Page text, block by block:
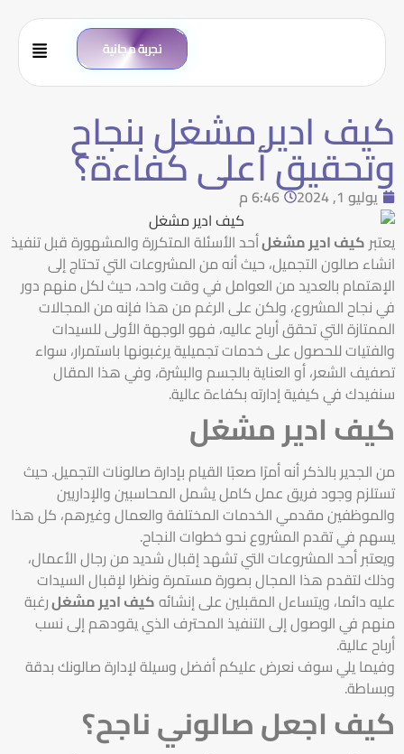
تجربة مجانية
كيف ادير مشغل بنجاح
وتحقيق أعلى كفاءة؟
يوليو 1, 2024
6:46 م
يعتبر كيف ادير مشغلأحد الأسئلة المتكررة والمشهورة قبل تنفيذ
انشاء صالون التجميل، حيث أنه من المشروعات التي تحتاج إلى
الإهتمام بالعديد من العوامل في وقت واحد، حيث لكل منهم دور
في نجاح المشروع، ولكن على الرغم من هذا فإنه من المجالات
الممتازة التي تحقق أرباح عاليه، فهو الوجهة الأولى للسيدات
والفتيات للحصول على خدمات تجميلية يرغبونها باستمرار، سواء
تصفيف الشعر، أو العناية بالجسم والبشرة، وفي هذا المقال
سنفيدك في كيفية إدارته بكفاءة عالية.
كيف ادير مشغل
من الجدير بالذكر أنه أمرًا صعبًا القيام بإدارة صالونات التجميل. حيث
تستلزم وجود فريق عمل كامل يشمل المحاسبين والإداريين
والموظفين مقدمي الخدمات المختلفة والعمال وغيرهم، كل هذا
يسهم في تقدم المشروع نحو خطوات النجاح.
ويعتبر أحد المشروعات التي تشهد إقبال شديد من رجال الأعمال،
وذلك لتقدم هذا المجال بصورة مستمرة ونظرا لإقبال السيدات
عليه دائما، ويتساءل المقبلين على إنشائهكيف ادير مشغلرغبة
منهم في الوصول إلى التنفيذ المحترف الذي يقودهم إلى نسب
أرباح عالية.
وفيما يلي سوف نعرض عليكم أفضل وسيلة لإدارة صالونك بدقة
وبساطة.
كيف اجعل صالوني ناجح؟